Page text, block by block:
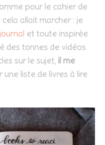
pour le cahier de
allait marcher : je
et toute inspirée
des tonnes de vidéos
sur le sujet, il me
une liste de livres à lire